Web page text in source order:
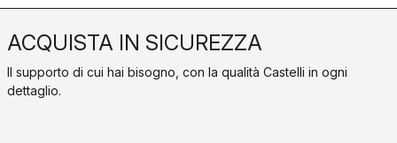
ACQUISTA IN SICUREZZA
Il supporto di cui hai bisogno, con la qualità Castelli in ogni
dettaglio.